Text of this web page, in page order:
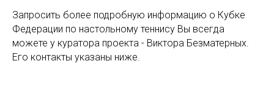
Запросить более подробную информацию о Кубке
Федерации по настольному теннису Вы всегда
можете у куратора проекта - Виктора Безматерных.
Его контакты указаны ниже.